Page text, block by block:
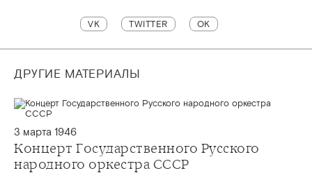
VK TWITTER OK
ДРУГИЕ МАТЕРИАЛЫ
3 марта 1946
Концерт Государственного Русского
народного оркестра СССР